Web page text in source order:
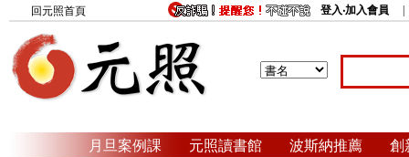
回元照首頁 登入‧加入會員
月旦案例課 元照讀書館 波斯納推薦 創